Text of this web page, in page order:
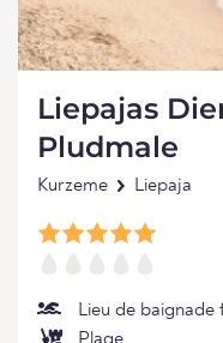
Liepajas
Pludmale
Kurzeme Liepaja
Lieu de baignade